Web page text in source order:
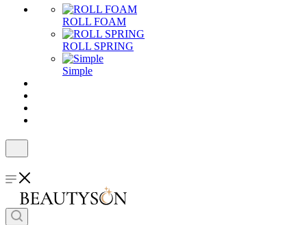
ROLL FOAM
ROLL SPRING
Simple